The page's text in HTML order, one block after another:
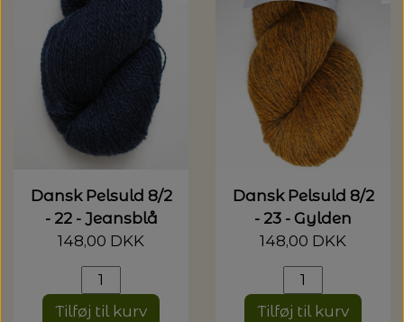
Dansk Pelsuld 8/2
- 22 - Jeansblå
148,00 DKK
Tilføj til kurv
Dansk Pelsuld 8/2
- 23 - Gylden
148,00 DKK
Tilføj til kurv